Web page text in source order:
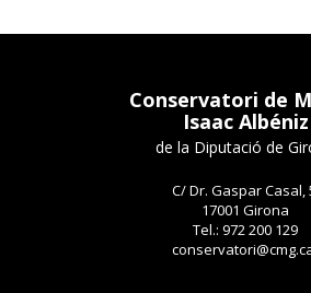
Conservatori de
Isaac Albéniz
de la Diputació de
C/ Dr. Gaspar Casal,
17001 Girona
Tel.: 972 200 129